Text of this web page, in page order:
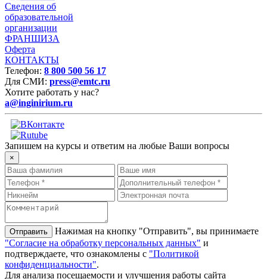
Сведения об
образовательной
организации
ФРАНШИЗА
Оферта
КОНТАКТЫ
Телефон: 8 800 500 56 17
Для СМИ: press@emtc.ru
Хотите работать у нас?
a@inginirium.ru
Запишем на курсы и ответим на любые Ваши вопросы
×
Нажимая на кнопку "Отправить", вы принимаете
"Согласие на обработку персональных данных" и
подтверждаете, что ознакомлены с "Политикой
конфиденциальности".
Для анализа посещаемости и улучшения работы сайта